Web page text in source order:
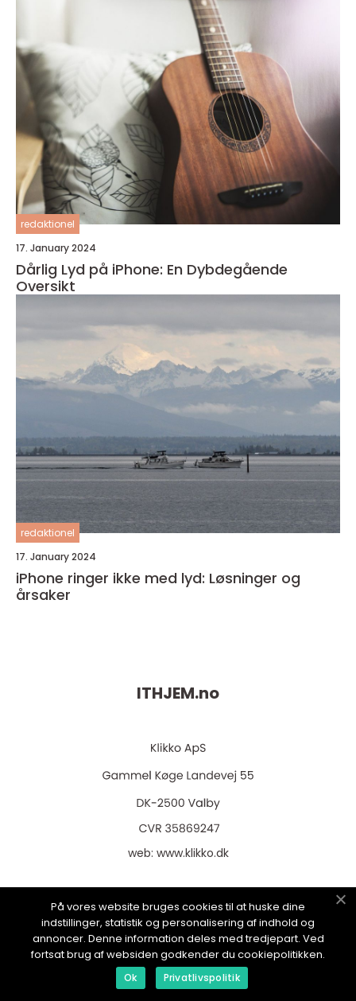
redaktionel
17. January 2024
Dårlig Lyd på iPhone: En Dybdegående
Oversikt
redaktionel
17. January 2024
iPhone ringer ikke med lyd: Løsninger og
årsaker
ITHJEM.no
web: www.klikko.dk
Menu
Reklame
På vores website bruges cookies til at huske dine
indstillinger, statistik og personalisering af indhold og
annoncer. Denne information deles med tredjepart. Ved
fortsat brug af websiden godkender du cookiepolitikken.
Ok Privatlivspolitik